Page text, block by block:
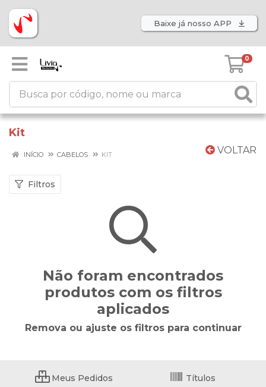
Baixe já nosso APP
0
Kit
VOLTAR
INÍCIO CABELOS KIT
Filtros
Não foram encontrados
produtos com os filtros
aplicados
Remova ou ajuste os filtros para continuar
Meus Pedidos Títulos